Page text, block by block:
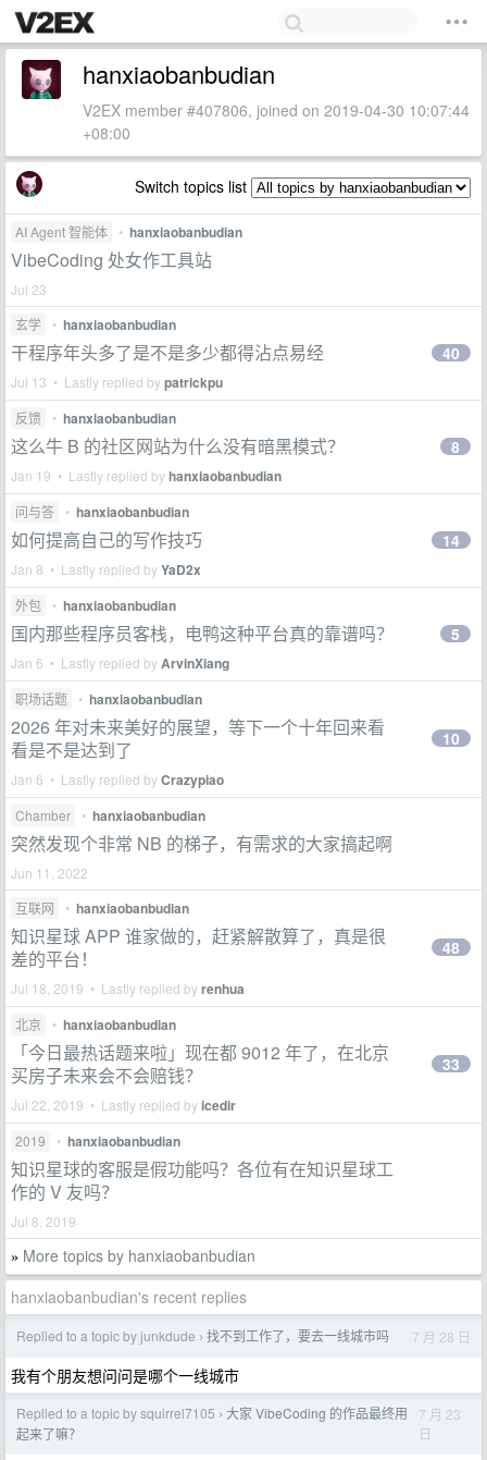
hanxiaobanbudian
V2EX member #407806, joined on 2019-04-30 10:07:44
+08:00
Switch topics list
AI Agent 智能体 • hanxiaobanbudian
VibeCoding 处女作工具站
Jul 23
玄学
• hanxiaobanbudian
干程序年头多了是不是多少都得沾点易经
Jul 13 • Lastly replied bypatrickpu
40
反馈 • hanxiaobanbudian
这么牛 B 的社区网站为什么没有暗黑模式？
Jan 19 • Lastly replied byhanxiaobanbudian
8
问与答 • hanxiaobanbudian
如何提高自己的写作技巧
Jan 8 • Lastly replied byYaD2x
14
外包 • hanxiaobanbudian
国内那些程序员客栈，电鸭这种平台真的靠谱吗？
Jan 6 • Lastly replied byArvinXiang
5
职场话题 • hanxiaobanbudian
2026 年对未来美好的展望，等下一个十年回来看
看是不是达到了
Jan 6 • Lastly replied byCrazypiao
10
Chamber • hanxiaobanbudian
突然发现个非常 NB 的梯子，有需求的大家搞起啊
Jun 11, 2022
互联网
• hanxiaobanbudian
知识星球 APP 谁家做的，赶紧解散算了，真是很
差的平台！
Jul 18, 2019 • Lastly replied byrenhua
48
北京 • hanxiaobanbudian
「今日最热话题来啦」现在都 9012 年了，在北京
买房子未来会不会赔钱？
Jul 22, 2019 • Lastly replied byicedir
33
2019 • hanxiaobanbudian
知识星球的客服是假功能吗？各位有在知识星球工
作的 V 友吗？
Jul 8, 2019
» More topics by hanxiaobanbudian
hanxiaobanbudian's recent replies
Replied to a topic by junkdude › 找不到工作了，要去一线城市吗 7 月 28 日
我有个朋友想问问是哪个一线城市
Replied to a topic by squirrel7105 › 大家 VibeCoding 的作品最终用
起来了嘛？
7 月 23
日